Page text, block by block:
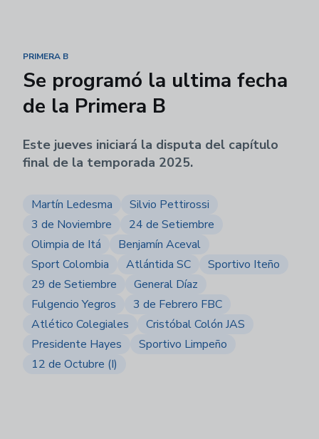
PRIMERA B
Se programó la ultima fecha
de la Primera B
Este jueves iniciará la disputa del capítulo
final de la temporada 2025.
Martín Ledesma
Silvio Pettirossi
3 de Noviembre
24 de Setiembre
Olimpia de Itá
Benjamín Aceval
Sport Colombia
Atlántida SC
Sportivo Iteño
29 de Setiembre
General Díaz
Fulgencio Yegros
3 de Febrero FBC
Atlético Colegiales
Cristóbal Colón JAS
Presidente Hayes
Sportivo Limpeño
12 de Octubre (I)